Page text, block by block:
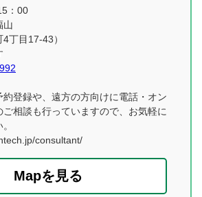
：00
山
4丁目17-43）
登録や、遠方の方向けに電話・オン
ご相談も行っていますので、お気軽に
consultant/
Mapを見る